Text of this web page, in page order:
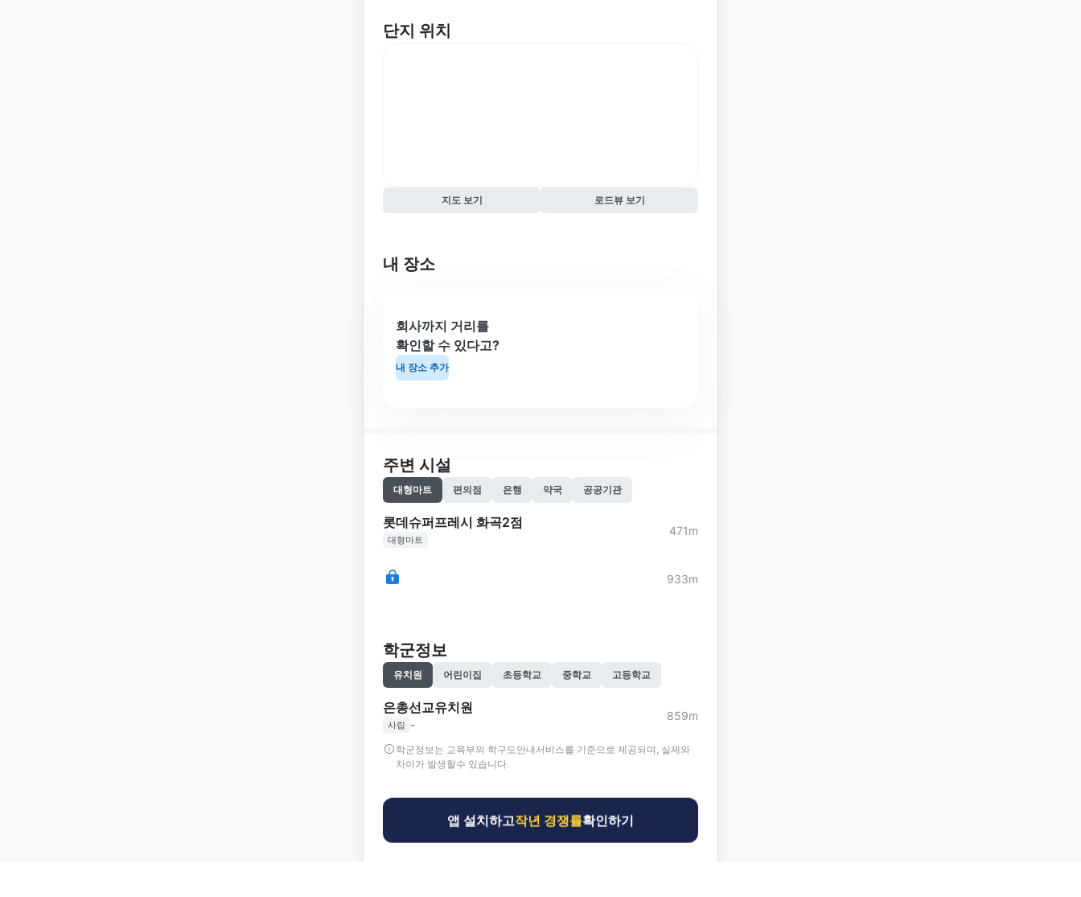
단지 위치
지도 보기 로드뷰 보기
내 장소
회사까지 거리를
확인할 수 있다고?
내 장소 추가
주변 시설
대형마트 편의점 은행 약국 공공기관
롯데슈퍼프레시 화곡2점
대형마트
471m
933m
학군정보
유치원 어린이집 초등학교 중학교 고등학교
은총선교유치원
사립 -
859m
학군정보는 교육부의 학구도안내서비스를 기준으로 제공되며, 실제와
차이가 발생할수 있습니다.
앱 설치하고작년 경쟁률확인하기